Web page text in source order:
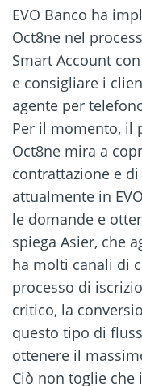
EVO Banco ha
Oct8ne nel
Smart Account
e consigliare i
agente per
Per il momento, il
Oct8ne mira a
contrattazione e
attualmente in
le domande e
spiega Asier, che
ha molti canali di
processo di
critico, la
questo tipo di
ottenere il
Ciò non toglie